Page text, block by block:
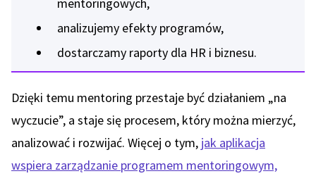
analizujemy efekty programów,
dostarczamy raporty dla HR i biznesu.
Dzięki temu mentoring przestaje być działaniem „na
wyczucie”, a staje się procesem, który można mierzyć,
analizować i rozwijać. Więcej o tym, jak aplikacja
wspiera zarządzanie programem mentoringowym,